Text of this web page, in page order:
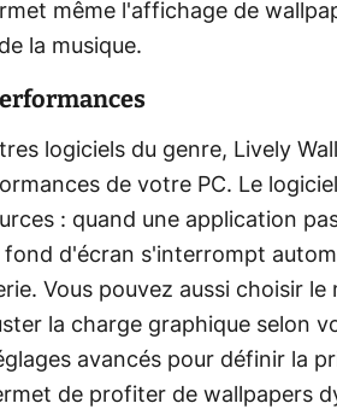
même l'affichage de
la musique.
logiciels du genre, Lively
de votre PC. Le
: quand une application
fond d'écran s'interrompt
Vous pouvez aussi choisir
la charge graphique selon
avancés pour définir la
de profiter de wallpapers